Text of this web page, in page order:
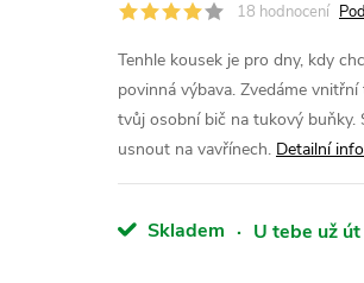
18 hodnocení
Tenhle kousek je pro dny, kdy
povinná výbava. Zvedáme
tvůj osobní bič na tukový buňky.
usnout na vavřínech. Detailní
Skladem · U tebe už